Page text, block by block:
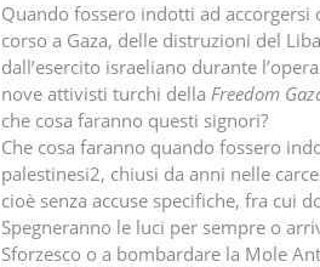
Quando fossero indotti ad accorgersi
corso a Gaza, delle distruzioni del
dall’esercito israeliano durante
nove attivisti turchi della Freedom
che cosa faranno questi signori?
Che cosa faranno quando fossero
palestinesi2, chiusi da anni nelle
cioè senza accuse specifiche, fra cui
Spegneranno le luci per sempre o
Sforzesco o a bombardare la Mole